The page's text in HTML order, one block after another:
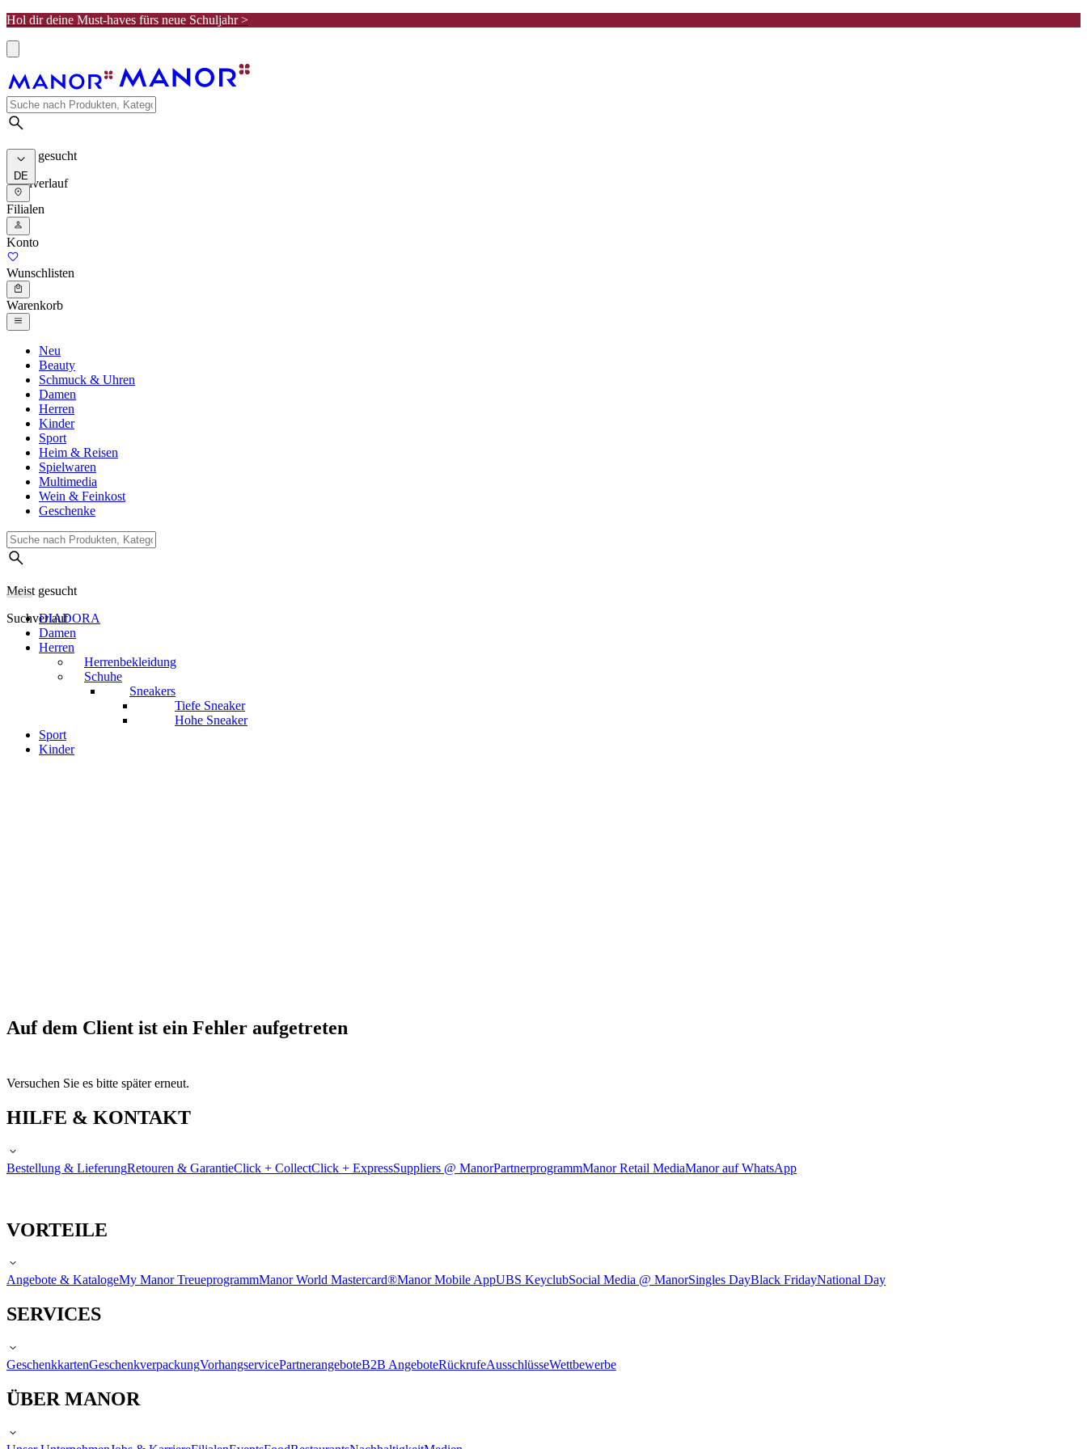
Hol dir deine Must-haves fürs neue Schuljahr >
Meist gesucht
Suchverlauf
DE
Filialen
Konto
Wunschlisten
Warenkorb
Neu
Beauty
Schmuck & Uhren
Damen
Herren
Kinder
Sport
Heim & Reisen
Spielwaren
Multimedia
Wein & Feinkost
Geschenke
Meist gesucht
SuchverlaufDIADORA
Damen
Herren
Herrenbekleidung
Schuhe
Sneakers
Tiefe Sneaker
Hohe Sneaker
Sport
Kinder
Auf dem Client ist ein Fehler aufgetreten
Versuchen Sie es bitte später erneut.
HILFE & KONTAKT
Bestellung & LieferungRetouren & GarantieClick + CollectClick + ExpressSuppliers @ ManorPartnerprogrammManor Retail MediaManor auf WhatsApp
VORTEILE
Angebote & KatalogeMy Manor TreueprogrammManor World Mastercard®Manor Mobile AppUBS KeyclubSocial Media @ ManorSingles DayBlack FridayNational Day
SERVICES
GeschenkkartenGeschenkverpackungVorhangservicePartnerangeboteB2B AngeboteRückrufeAusschlüsseWettbewerbe
ÜBER MANOR